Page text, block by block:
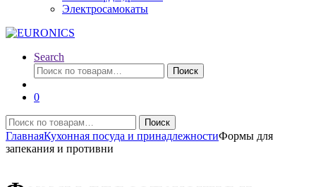
Электросамокаты
Search
Искать:
Поиск
0
Искать:
Поиск
ГлавнаяКухонная посуда и принадлежностиФормы для
запекания и противни